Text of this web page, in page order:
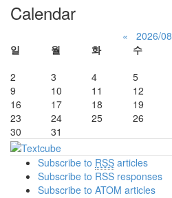
Calendar
« 2026/08
일
월 화 수
2
3 4 5
9
10 11 12
16
17 18 19
23
24 25 26
30
31
Subscribe to RSS articles
Subscribe to RSS responses
Subscribe to ATOM articles